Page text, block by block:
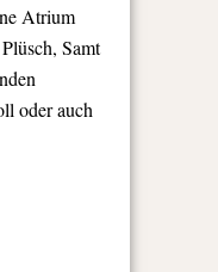
Atrium
Samt
oder auch